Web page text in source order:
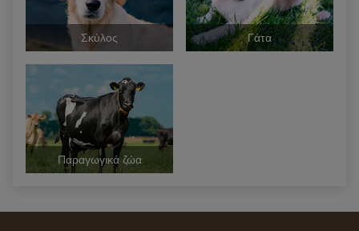
Σκύλος Γάτα
Παραγωγικά ζώα